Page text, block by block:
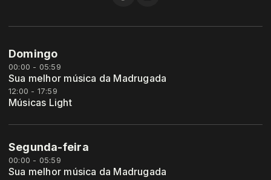
Domingo
00:00 - 05:59
Sua melhor música da Madrugada
12:00 - 17:59
Músicas Light
Segunda-feira
00:00 - 05:59
Sua melhor música da Madrugada